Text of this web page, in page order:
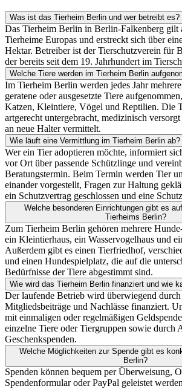
Was ist das Tierheim Berlin und wer betreibt es?
Das Tierheim Berlin in Berlin-Falkenberg gilt
Tierheime Europas und erstreckt sich über
Hektar. Betreiber ist der Tierschutzverein für
der bereits seit dem 19. Jahrhundert im
Welche Tiere werden im Tierheim Berlin
Im Tierheim Berlin werden jedes Jahr
geratene oder ausgesetzte Tiere
Katzen, Kleintiere, Vögel und Reptilien. Die
artgerecht untergebracht, medizinisch
an neue Halter vermittelt.
Wie läuft eine Vermittlung im Tierheim Berlin ab?
Wer ein Tier adoptieren möchte, informiert
vor Ort über passende Schützlinge und
Beratungstermin. Beim Termin werden Tier
einander vorgestellt, Fragen zur Haltung
ein Schutzvertrag geschlossen und eine
Welche besonderen Einrichtungen gibt es
Tierheims Berlin?
Zum Tierheim Berlin gehören mehrere
ein Kleintierhaus, ein Wasservogelhaus und
Außerdem gibt es einen Tierfriedhof,
und einen Hundespielplatz, die auf die
Bedürfnisse der Tiere abgestimmt sind.
Wie wird das Tierheim Berlin finanziert und wie
Der laufende Betrieb wird überwiegend durch
Mitgliedsbeiträge und Nachlässe finanziert.
mit einmaligen oder regelmäßigen
einzelne Tiere oder Tiergruppen sowie durch
Geschenkspenden.
Welche Möglichkeiten zur Spende gibt es
Berlin?
Spenden können bequem per Überweisung,
Spendenformular oder PayPal geleistet